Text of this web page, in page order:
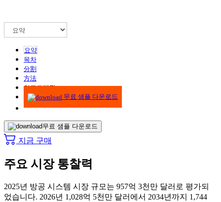
요약
목차
分割
方法
인포그래픽
무료 샘플 다운로드
무료 샘플 다운로드
지금 구매
주요 시장 통찰력
2025년 방공 시스템 시장 규모는 957억 3천만 달러로 평가되
었습니다. 2026년 1,028억 5천만 달러에서 2034년까지 1,744